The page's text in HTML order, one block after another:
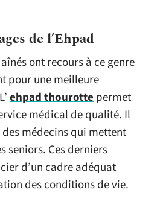
de l’Ehpad
ont recours à ce genre
pour une meilleure
ehpad thourottepermet
médical de qualité. Il
médecins qui mettent
seniors. Ces derniers
d’un cadre adéquat
des conditions de vie.